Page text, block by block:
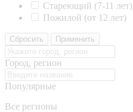
Стареющий (7-11 лет)
Пожилой (от 12 лет)
Сбросить Применить
Город, регион
Популярные
Все регионы